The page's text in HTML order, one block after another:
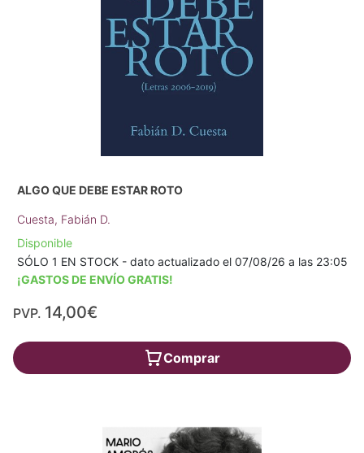
ALGO QUE DEBE ESTAR ROTO
Cuesta, Fabián D.
Disponible
SÓLO 1 EN STOCK - dato actualizado el 07/08/26 a las 23:05
¡GASTOS DE ENVÍO GRATIS!
PVP. 14,00€
Comprar